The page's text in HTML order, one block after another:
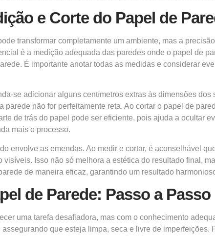
e Corte do Papel de
transformar completamente um ambiente, mas a
é a medição adequada das paredes onde o papel de
É importante anotar todas as medidas e considerar
se adicionar alguns centímetros extras às dimensões
parede não for perfeitamente reta. Ao cortar o papel de
de trás do papel pode ser eficiente, pois ajuda a ocultar
mais o processo.
envolve as emendas. Ao medir e cortar, é aconselhável
visíveis. Isso não só melhora a estética do resultado final,
de maneira eficaz, garantindo um resultado
de Parede: Passo a Passo
uma tarefa desafiadora, mas com o conhecimento
que esteja limpa, seca e livre de